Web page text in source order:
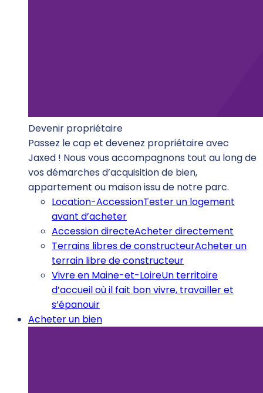
Devenir propriétaire
Passez le cap et devenez propriétaire avec
Jaxed ! Nous vous accompagnons tout au long de
vos démarches d’acquisition de bien,
appartement ou maison issu de notre parc.
Location-AccessionTester un logement
avant d’acheter
Accession directeAcheter directement
Terrains libres de constructeurAcheter un
terrain libre de constructeur
Vivre en Maine-et-LoireUn territoire
d’accueil où il fait bon vivre, travailler et
s’épanouir
Acheter un bien